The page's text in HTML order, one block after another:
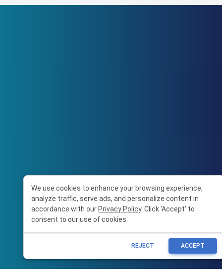
We use cookies to enhance your browsing experience,
analyze traffic, serve ads, and personalize content in
accordance with ourPrivacy Policy. Click 'Accept' to
consent to our use of cookies.
REJECT ACCEPT